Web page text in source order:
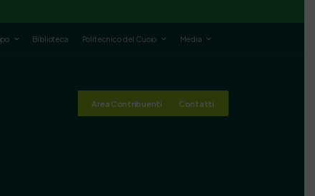
Biblioteca Politecnico del Cuoio Media
Area Contribuenti Contatti